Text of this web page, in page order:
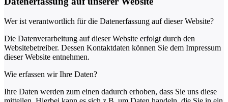
Wer ist verantwortlich für die Datenerfassung auf dieser Website?
Die Datenverarbeitung auf dieser Website erfolgt durch den
Websitebetreiber. Dessen Kontaktdaten können Sie dem Impressum
dieser Website entnehmen.
Wie erfassen wir Ihre Daten?
Ihre Daten werden zum einen dadurch erhoben, dass Sie uns diese